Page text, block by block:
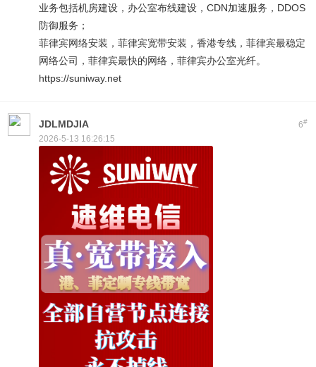
业务包括机房建设，办公室布线建设，CDN加速服务，DDOS
防御服务；
菲律宾网络安装，菲律宾宽带安装，香港专线，菲律宾最稳定
网络公司，菲律宾最快的网络，菲律宾办公室光纤。
https://suniway.net
6#
JDLMDJIA
2026-5-13 16:26:15